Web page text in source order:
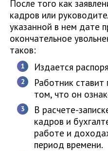
После того как
кадров или
указанной в нем дате
окончательное
таков:
Издается
Работник ставит
том, что он
В расчете-
кадров и
работе и
период времени.